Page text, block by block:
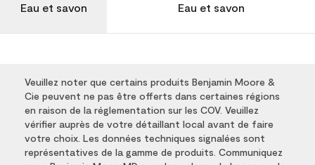
Eau et savon Eau et savon
Veuillez noter que certains produits Benjamin Moore &
Cie peuvent ne pas être offerts dans certaines régions
en raison de la réglementation sur les COV. Veuillez
vérifier auprès de votre détaillant local avant de faire
votre choix. Les données techniques signalées sont
représentatives de la gamme de produits. Communiquez